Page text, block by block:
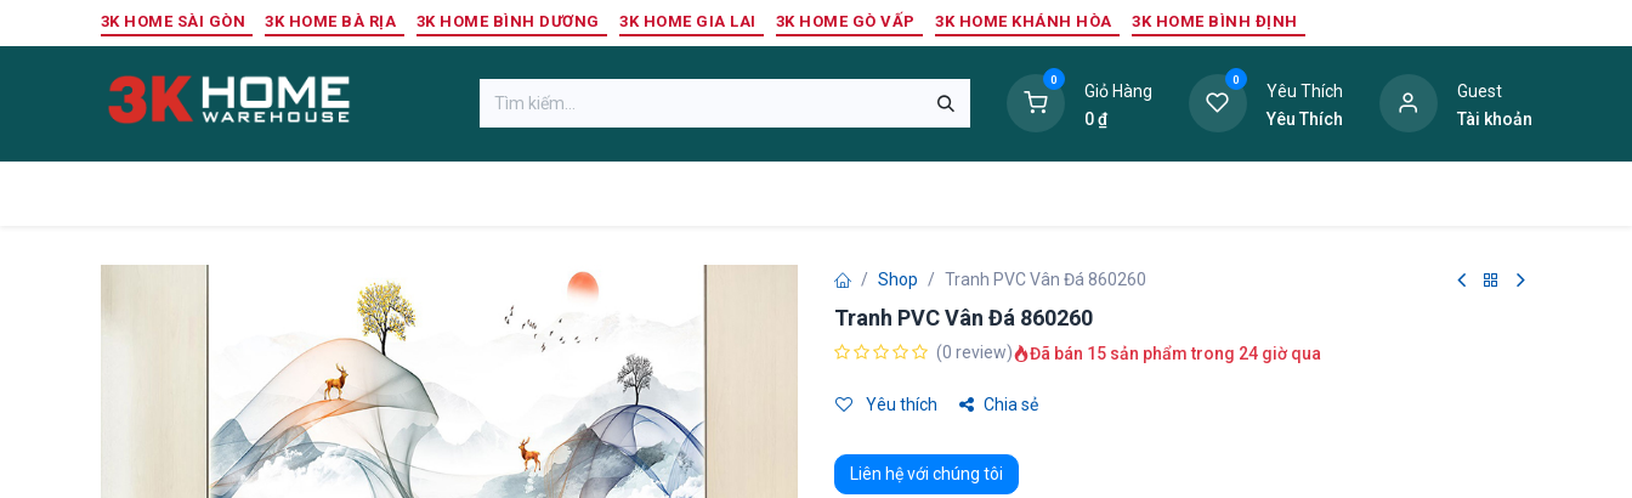
3K HOME SÀI GÒN 3K HOME BÀ RỊA 3K HOME BÌNH DƯƠNG 3K HOME GIA LAI 3K HOME GÒ VẤP 3K HOME KHÁNH HÒA 3K HOME BÌNH ĐỊNH
0
Giỏ Hàng
0₫
0
Yêu Thích
Yêu Thích
Guest
Tài khoản
Shop Tranh PVC Vân Đá 860260
Tranh PVC Vân Đá 860260
(0 review) Đã bán 15 sản phẩm trong 24 giờ qua
Yêu thích Chia sẻ
Liên hệ với chúng tôi